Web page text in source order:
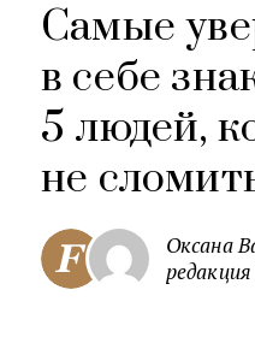
Самые
в себе
5 людей,
не
Оксана